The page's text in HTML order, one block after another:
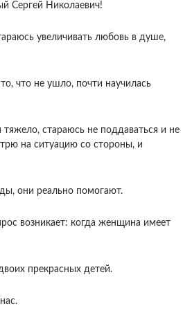
Сергей Николаевич!
увеличивать любовь в душе,
что не ушло, почти научилась
тяжело, стараюсь не поддаваться и не
на ситуацию со стороны, и
они реально помогают.
возникает: когда женщина имеет
прекрасных детей.